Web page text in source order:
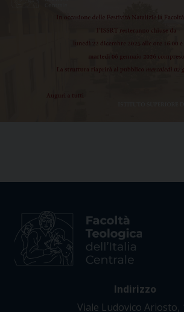
Indirizzo
Viale Ludovico Ariosto,